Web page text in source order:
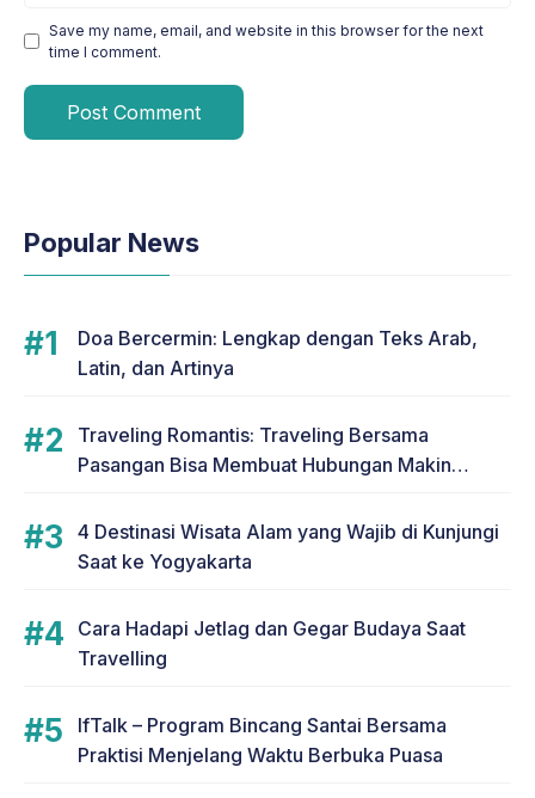
Save my name, email, and website in this browser for the next
time I comment.
Popular News
Doa Bercermin: Lengkap dengan Teks Arab,
Latin, dan Artinya
Traveling Romantis: Traveling Bersama
Pasangan Bisa Membuat Hubungan Makin
4 Destinasi Wisata Alam yang Wajib di Kunjungi
Saat ke Yogyakarta
Cara Hadapi Jetlag dan Gegar Budaya Saat
Travelling
IfTalk – Program Bincang Santai Bersama
Praktisi Menjelang Waktu Berbuka Puasa